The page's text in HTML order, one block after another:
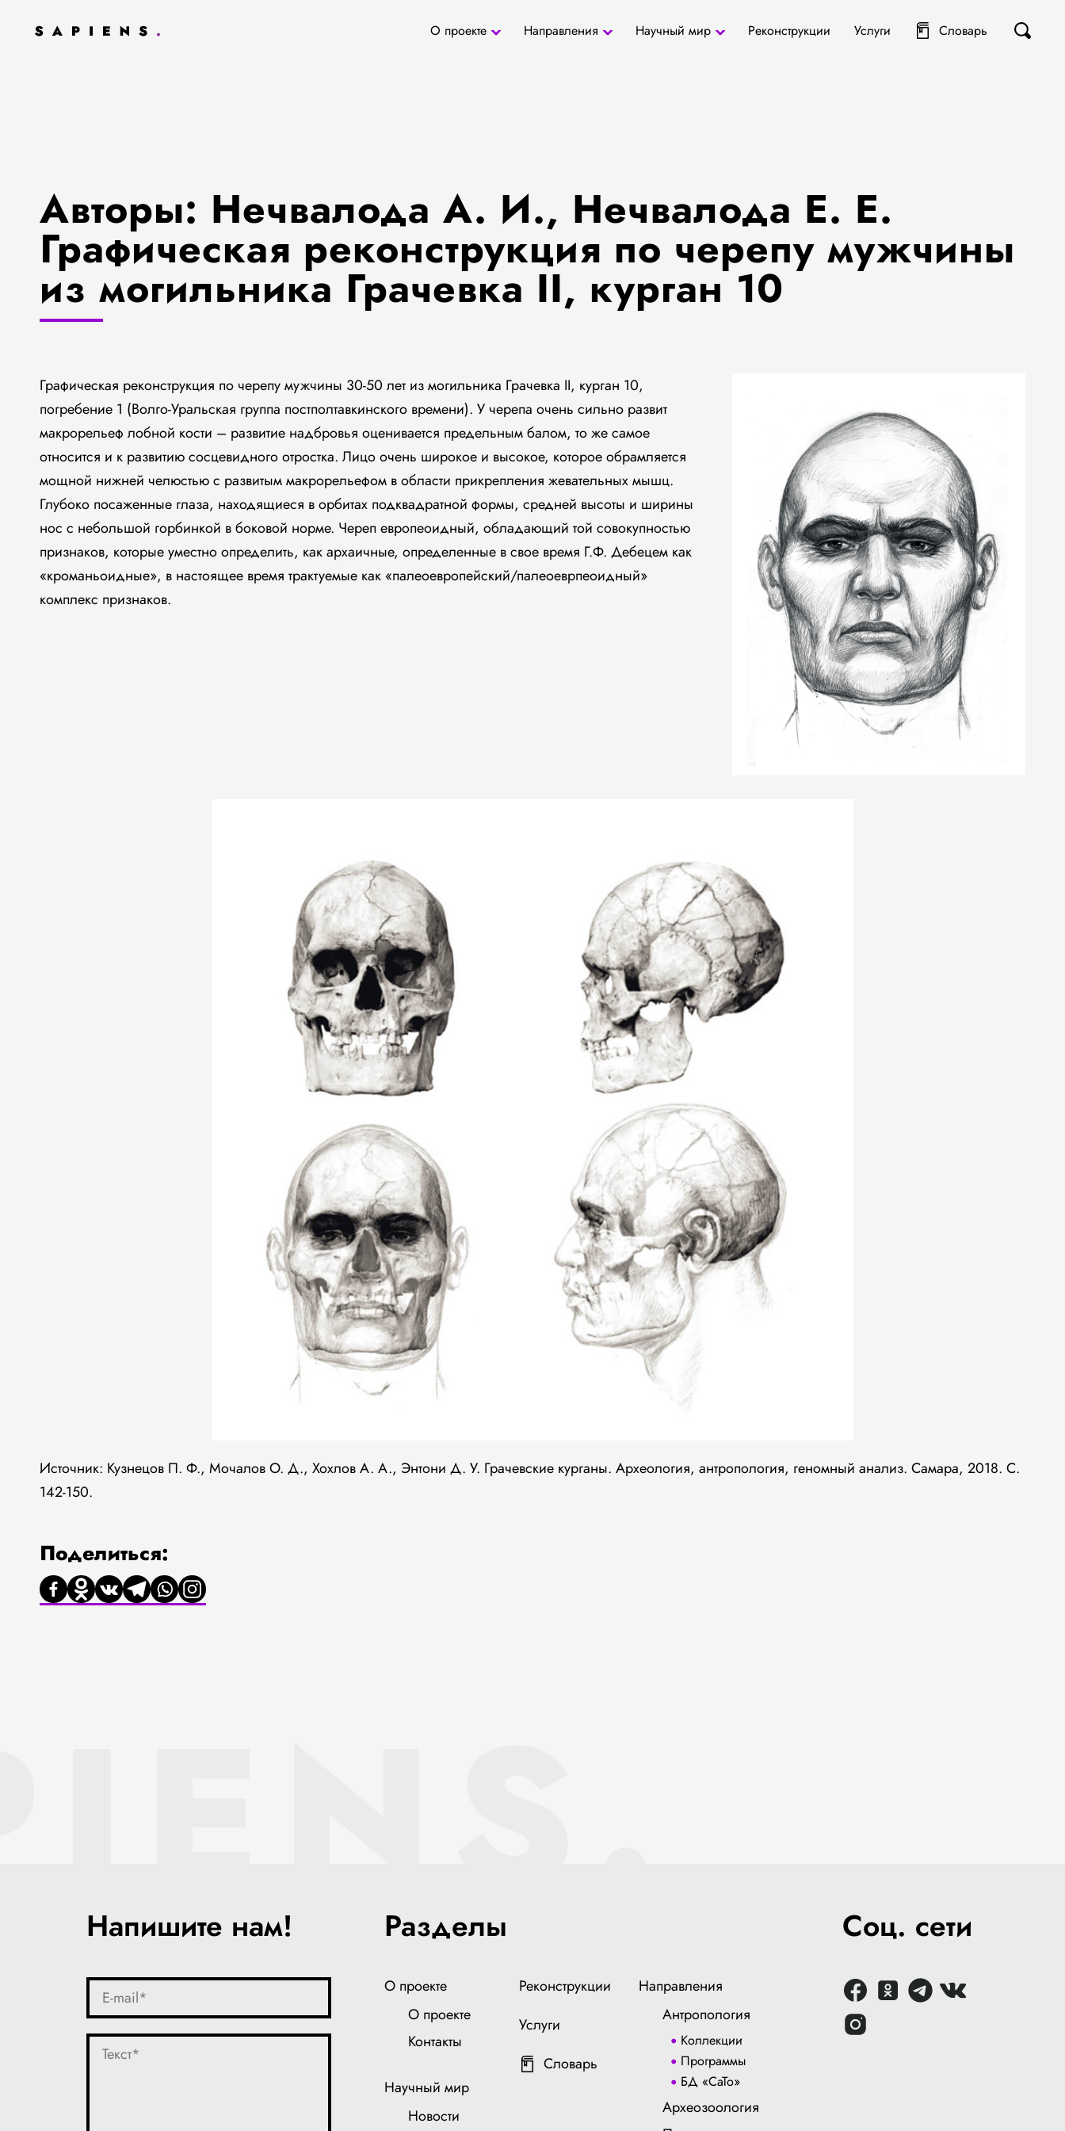
О проекте
Направления
Научный мир
Реконструкции Услуги Словарь
Авторы: Нечвалода А. И., Нечвалода Е. Е.
Графическая реконструкция по черепу мужчины
из могильника Грачевка II, курган 10
Графическая реконструкция по черепу мужчины 30-50 лет из могильника Грачевка II, курган 10,
погребение 1 (Волго-Уральская группа постполтавкинского времени). У черепа очень сильно развит
макрорельеф лобной кости – развитие надбровья оценивается предельным балом, то же самое
относится и к развитию сосцевидного отростка. Лицо очень широкое и высокое, которое обрамляется
мощной нижней челюстью с развитым макрорельефом в области прикрепления жевательных мышц.
Глубоко посаженные глаза, находящиеся в орбитах подквадратной формы, средней высоты и ширины
нос с небольшой горбинкой в боковой норме. Череп европеоидный, обладающий той совокупностью
признаков, которые уместно определить, как архаичные, определенные в свое время Г.Ф. Дебецем как
«кроманьоидные», в настоящее время трактуемые как «палеоевропейский/палеоеврпеоидный»
комплекс признаков.
Источник: Кузнецов П. Ф., Мочалов О. Д., Хохлов А. А., Энтони Д. У. Грачевские курганы. Археология, антропология, геномный анализ. Самара, 2018. С.
142-150.
Поделиться:
Напишите нам! Разделы
О проекте
О проекте
Контакты
Научный мир
Новости
Реконструкции
Услуги
Словарь
Направления
Антропология
Коллекции
Программы
БД «СаТо»
Археозоология
Соц. сети